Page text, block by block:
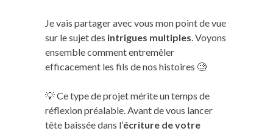
Je vais partager avec vous mon point de vue
sur le sujet des intrigues multiples . Voyons
ensemble comment entremêler
efficacement les fils de nos histoires 🧐
💡 Ce type de projet mérite un temps de
réflexion préalable. Avant de vous lancer
tête baissée dans l’écriture de votre